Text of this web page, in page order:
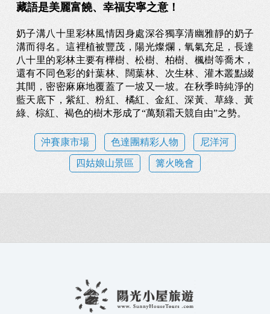
藏語是美麗富饒、幸福安寧之意！
奶子溝八十里彩林風情因身處深谷獨享清幽雅靜的奶子
溝而得名。這裡植被豐茂，陽光燦爛，氧氣充足，長達
八十里的彩林主要有樺樹、松樹、柏樹、楓樹等喬木，
還有不同色彩的針葉林、闊葉林、次生林、灌木叢點綴
其間，密密麻麻地覆蓋了一坡又一坡。在秋季時純淨的
藍天底下，紫紅、粉紅、橘紅、金紅、深黃、草綠、黃
綠、棕紅、褐色的樹木形成了“萬類霜天競自由”之勢。
沖賽康市場 色達團精彩人物 尼洋河
四姑娘山景區 篝火晚會